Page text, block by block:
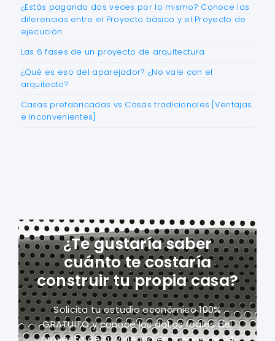
¿Estás pagando dos veces por lo mismo? Conoce las
diferencias entre el Proyecto básico y el Proyecto de
ejecución
Las 6 fases de un proyecto de arquitectura
¿Qué es eso del aparejador? ¿No vale con el
arquitecto?
Casas prefabricadas vs Casas tradicionales [Ventajas
e Inconvenientes]
¿Te gustaría saber
cuánto te costaría
construir tu propia casa?
Solicita tu estudio económico 100%
GRATUITO y conoce los datos reales del